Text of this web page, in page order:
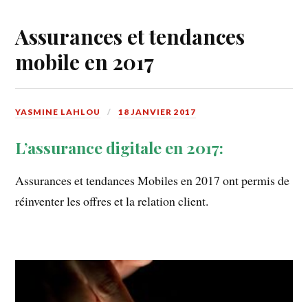
Assurances et tendances
mobile en 2017
YASMINE LAHLOU 18 JANVIER 2017
L’assurance digitale en 2017:
Assurances et tendances Mobiles en 2017 ont permis de
réinventer les offres et la relation client.